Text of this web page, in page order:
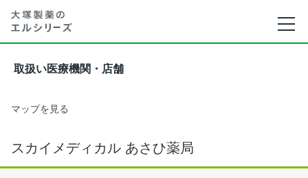
取扱い医療機関・店舗
マップを見る
スカイメディカル あさひ薬局